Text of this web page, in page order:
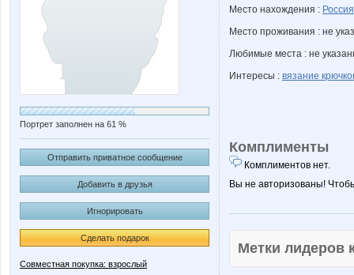
Портрет заполнен на 61 %
Отправить приватное сообщение
Добавить в друзья
Игнорировать
Сделать подарок
Совместная покупка: взрослый
Место нахождения : Россия
Место проживания : не
Любимые места : не
Интересы : вязание
Комплименты
Комплиментов нет.
Вы не авторизованы!
Метки